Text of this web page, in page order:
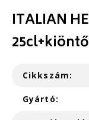
ITALIAN
Cikkszám:
Gyártó: